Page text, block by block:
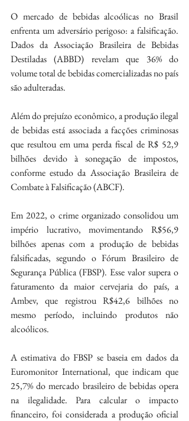
O mercado de bebidas alcoólicas no Brasil
enfrenta um adversário perigoso: a falsificação.
Dados da Associação Brasileira de Bebidas
Destiladas (ABBD) revelam que 36% do
volume total de bebidas comercializadas no país
são adulteradas.
Além do prejuízo econômico, a produção ilegal
de bebidas está associada a facções criminosas
que resultou em uma perda fiscal de R$ 52,9
bilhões devido à sonegação de impostos,
conforme estudo da Associação Brasileira de
Combate à Falsificação (ABCF).
Em 2022, o crime organizado consolidou um
império lucrativo, movimentando R$56,9
bilhões apenas com a produção de bebidas
falsificadas, segundo o Fórum Brasileiro de
Segurança Pública (FBSP). Esse valor supera o
faturamento da maior cervejaria do país, a
Ambev, que registrou R$42,6 bilhões no
mesmo período, incluindo produtos não
alcoólicos.
A estimativa do FBSP se baseia em dados da
Euromonitor International, que indicam que
25,7% do mercado brasileiro de bebidas opera
na ilegalidade. Para calcular o impacto
financeiro, foi considerada a produção oficial